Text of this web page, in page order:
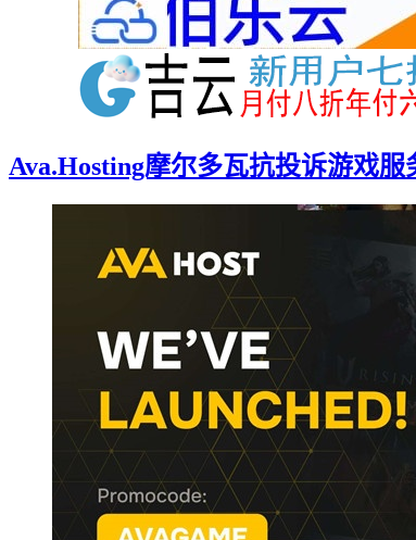
Ava.Hosting摩尔多瓦抗投诉游戏